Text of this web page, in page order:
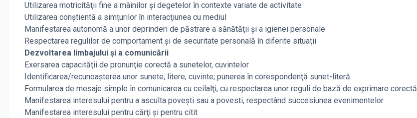
Utilizarea motricităţii fine a mâinilor şi degetelor în contexte variate de activitate
Utilizarea conştientă a simţurilor în interacţiunea cu mediul
Manifestarea autonomă a unor deprinderi de păstrare a sănătăţii și a igienei personale
Respectarea regulilor de comportament şi de securitate personală în diferite situaţii
Dezvoltarea limbajului și a comunicării
Exersarea capacităţii de pronunţie corectă a sunetelor, cuvintelor
Identificarea/recunoașterea unor sunete, litere, cuvinte; punerea în corespondenţă sunet-literă
Formularea de mesaje simple în comunicarea cu ceilalţi, cu respectarea unor reguli de bază de exprimare corectă
Manifestarea interesului pentru a asculta poveşti sau a povesti, respectând succesiunea evenimentelor
Manifestarea interesului pentru cărţi şi pentru citit